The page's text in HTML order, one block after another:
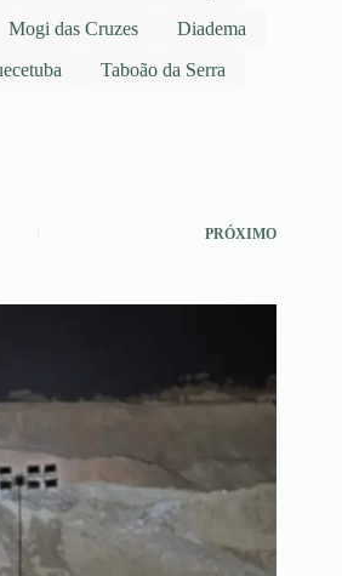
Mogi das Cruzes
Diadema
Taboão da Serra
PRÓXIMO